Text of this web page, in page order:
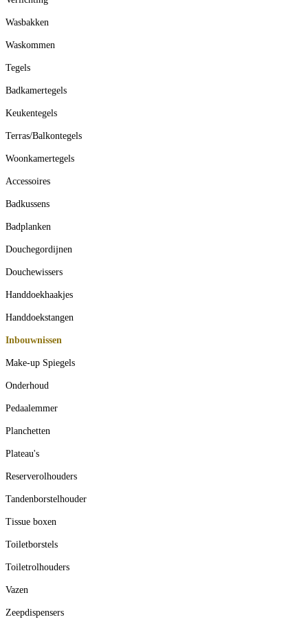
Wasbakken
Waskommen
Tegels
Badkamertegels
Keukentegels
Terras/Balkontegels
Woonkamertegels
Accessoires
Badkussens
Badplanken
Douchegordijnen
Douchewissers
Handdoekhaakjes
Handdoekstangen
Inbouwnissen
Make-up Spiegels
Onderhoud
Pedaalemmer
Planchetten
Plateau's
Reserverolhouders
Tandenborstelhouder
Tissue boxen
Toiletborstels
Toiletrolhouders
Vazen
Zeepdispensers